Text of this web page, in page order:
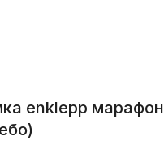
enklepp марафон